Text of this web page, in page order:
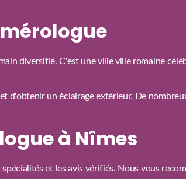
diversifié. C'est une ville ville romaine
d'obtenir un éclairage extérieur. De
à Nîmes
et les avis vérifiés. Nous vous